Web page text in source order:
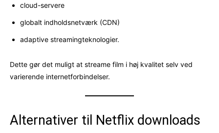
cloud-servere
globalt indholdsnetværk (CDN)
adaptive streamingteknologier.
Dette gør det muligt at streame film i høj kvalitet selv ved
varierende internetforbindelser.
Alternativer til Netflix downloads